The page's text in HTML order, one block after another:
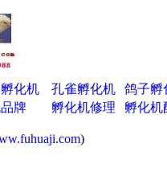
化机 孔雀孵化机
鸽子孵
牌 孵化机修理 孵化机
)